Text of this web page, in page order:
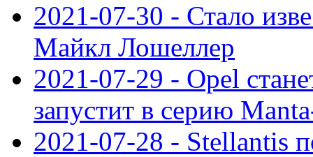
2021-07-30 - Стало
Майкл Лошеллер
2021-07-29 - Opel
запустит в серию
2021-07-28 - Stellantis